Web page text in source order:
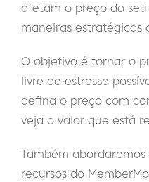
afetam o preço do
maneiras estratégicas
O objetivo é tornar o
livre de estresse
defina o preço com
veja o valor que está
Também
recursos do